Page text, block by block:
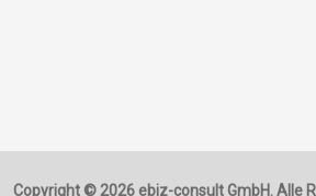
Copyright © 2026 ebiz-consult GmbH. Alle